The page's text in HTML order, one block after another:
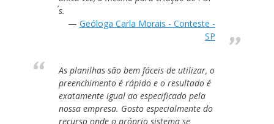
´s.
Geóloga Carla Morais - Conteste -
SP
As planilhas são bem fáceis de utilizar, o
preenchimento é rápido e o resultado é
exatamente igual ao especificado pela
nossa empresa. Gosto especialmente do
recurso onde o próprio sistema se